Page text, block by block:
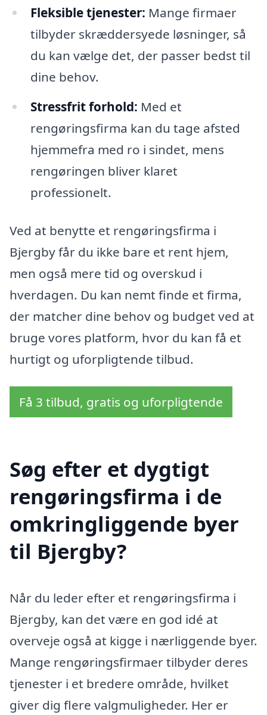
Fleksible tjenester: Mange firmaer
tilbyder skræddersyede løsninger, så
du kan vælge det, der passer bedst til
dine behov.
Stressfrit forhold: Med et
rengøringsfirma kan du tage afsted
hjemmefra med ro i sindet, mens
rengøringen bliver klaret
professionelt.
Ved at benytte et rengøringsfirma i
Bjergby får du ikke bare et rent hjem,
men også mere tid og overskud i
hverdagen. Du kan nemt finde et firma,
der matcher dine behov og budget ved at
bruge vores platform, hvor du kan få et
hurtigt og uforpligtende tilbud.
Få 3 tilbud, gratis og uforpligtende
Søg efter et dygtigt
rengøringsfirma i de
omkringliggende byer
til Bjergby?
Når du leder efter et rengøringsfirma i
Bjergby, kan det være en god idé at
overveje også at kigge i nærliggende byer.
Mange rengøringsfirmaer tilbyder deres
tjenester i et bredere område, hvilket
giver dig flere valgmuligheder. Her er